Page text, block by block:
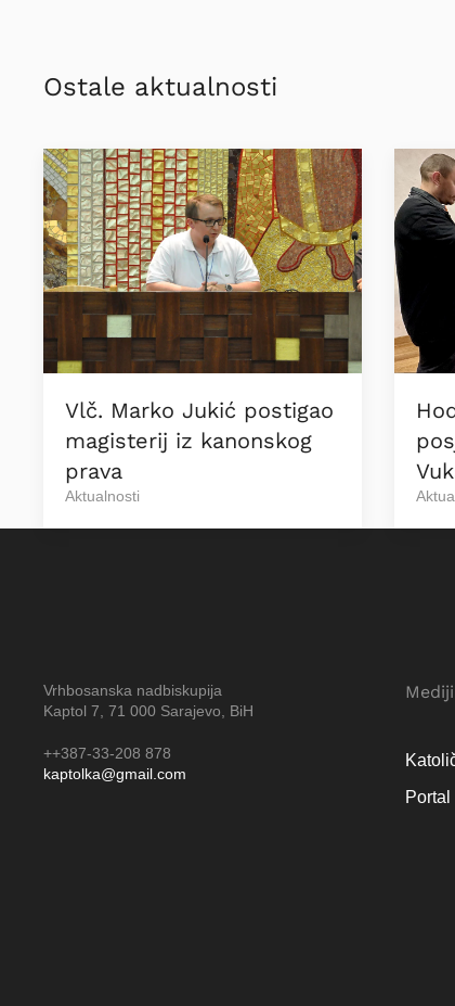
Ostale aktualnosti
Vlč. Marko Jukić postigao
magisterij iz kanonskog
prava
Aktualnosti
Vrhbosanska nadbiskupija
Kaptol 7, 71 000 Sarajevo, BiH
++387-33-208 878
kaptolka@gmail.com
Mediji